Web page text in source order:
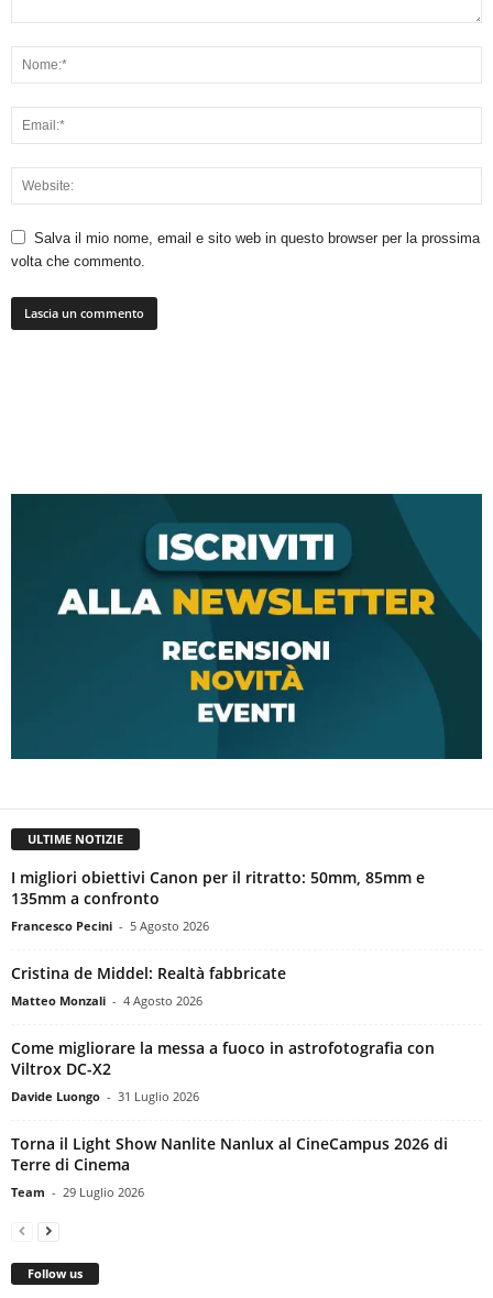
Salva il mio nome, email e sito web in questo browser per la prossima
volta che commento.
ULTIME NOTIZIE
I migliori obiettivi Canon per il ritratto: 50mm, 85mm e
135mm a confronto
Francesco Pecini - 5 Agosto 2026
Cristina de Middel: Realtà fabbricate
Matteo Monzali - 4 Agosto 2026
Come migliorare la messa a fuoco in astrofotografia con
Viltrox DC-X2
Davide Luongo - 31 Luglio 2026
Torna il Light Show Nanlite Nanlux al CineCampus 2026 di
Terre di Cinema
Team - 29 Luglio 2026
Follow us